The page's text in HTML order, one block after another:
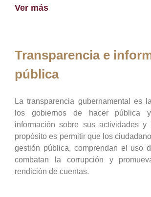
Ver más
Transparencia e
pública
La transparencia gubernamental es
los gobiernos de hacer pública
información sobre sus actividades y
propósito es permitir que los
gestión pública, comprendan el uso
combatan la corrupción y
rendición de cuentas.